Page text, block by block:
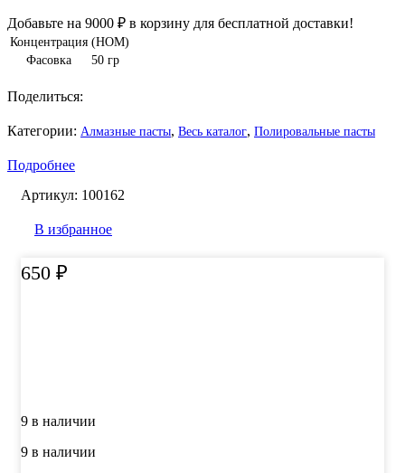
Добавьте на 9000 ₽ в корзину для бесплатной доставки!
Концентрация (НОМ)
Фасовка
50 гр
Поделиться:
Категории: Алмазные пасты, Весь каталог, Полировальные пасты
Подробнее
Артикул: 100162
В избранное
650 ₽
9 в наличии
9 в наличии